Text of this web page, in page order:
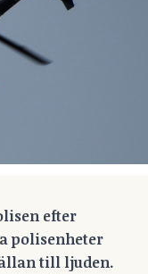
efter
polisenheter
till ljuden.